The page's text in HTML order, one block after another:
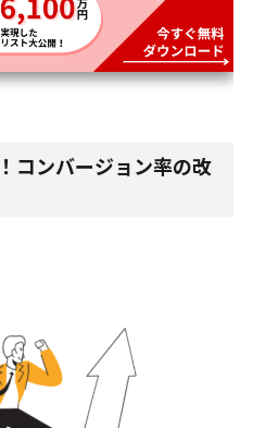
コンバージョン率の改